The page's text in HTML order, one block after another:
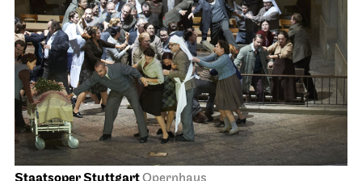
Norma
24.04.2027
19:00 - 22:15